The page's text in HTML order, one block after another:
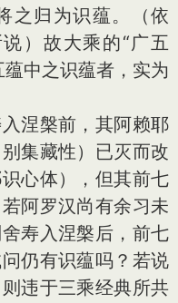
之归为识蕴。（依
）故大乘的“广五
中之识蕴者，实为
涅槃前，其阿赖耶
集藏性）已灭而改
心体），但其前七
阿罗汉尚有余习未
寿入涅槃后，前七
仍有识蕴吗？若说
违于三乘经典所共